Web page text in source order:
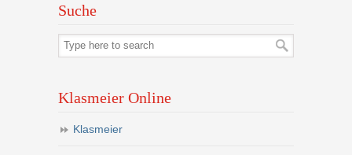
Suche
Klasmeier Online
Klasmeier